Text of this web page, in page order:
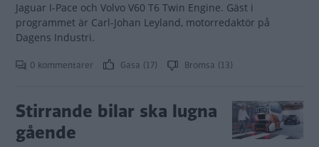
Jaguar I-Pace och Volvo V60 T6 Twin Engine. Gäst i
programmet är Carl-Johan Leyland, motorredaktör på
Dagens Industri.
0 kommentarer Gasa (17) Bromsa (13)
Stirrande bilar ska lugna
gående